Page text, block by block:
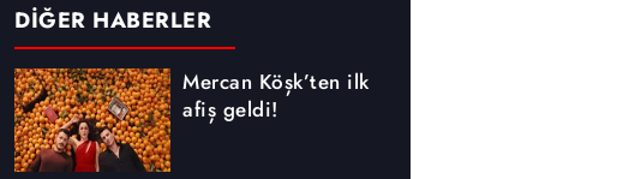
DİĞER HABERLER
Mercan Köşk’ten ilk
afiş geldi!